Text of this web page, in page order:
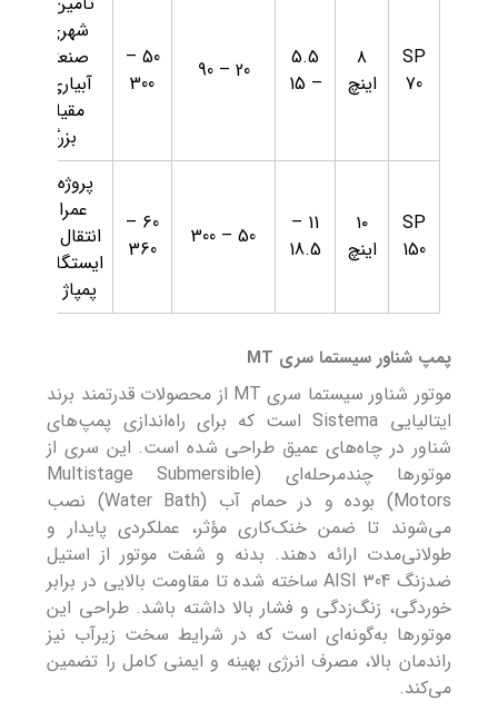
SP
70
۸
اینچ
5.5
– 15
20 – 90
50 –
300
شهری و
صنعتی،
آبیاری در
مقیاس
بزرگ
SP
150
۱۰
اینچ
11 –
18.5
50 – 300
60 –
360
پروژه‌های
عمرانی،
انتقال آب و
ایستگاه‌های
پمپاژ بزرگ
پمپ شناور سیستما سری MT
موتور شناور سیستما سری MT از محصولات قدرتمند برند
ایتالیایی Sistema است که برای راه‌اندازی پمپ‌های
شناور در چاه‌های عمیق طراحی شده است. این سری از
موتورها چندمرحله‌ای (Multistage Submersible
Motors) بوده و در حمام آب (Water Bath) نصب
می‌شوند تا ضمن خنک‌کاری مؤثر، عملکردی پایدار و
طولانی‌مدت ارائه دهند. بدنه و شفت موتور از استیل
ضدزنگ AISI 304 ساخته شده تا مقاومت بالایی در برابر
خوردگی، زنگ‌زدگی و فشار بالا داشته باشد. طراحی این
موتورها به‌گونه‌ای است که در شرایط سخت زیرآب نیز
راندمان بالا، مصرف انرژی بهینه و ایمنی کامل را تضمین
می‌کند.